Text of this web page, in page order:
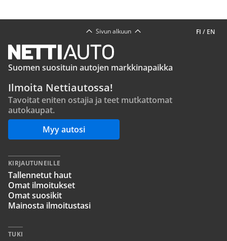
FI / EN
Sivun alkuun
Suomen suosituin autojen markkinapaikka
Ilmoita Nettiautossa!
Tavoitat eniten ostajia ja teet mutkattomat
autokaupat.
Myy autosi
KIRJAUTUNEILLE
Tallennetut haut
Omat ilmoitukset
Omat suosikit
Mainosta ilmoitustasi
TUKI